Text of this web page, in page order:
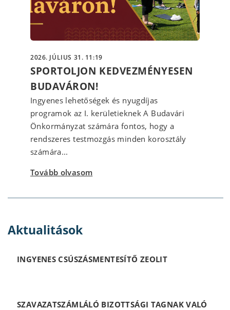
2026. JÚLIUS 31. 11:19
SPORTOLJON KEDVEZMÉNYESEN
BUDAVÁRON!
Ingyenes lehetőségek és nyugdíjas
programok az I. kerületieknek A Budavári
Önkormányzat számára fontos, hogy a
rendszeres testmozgás minden korosztály
számára...
Tovább olvasom
Aktualitások
INGYENES CSÚSZÁSMENTESÍTŐ ZEOLIT
SZAVAZATSZÁMLÁLÓ BIZOTTSÁGI TAGNAK VALÓ